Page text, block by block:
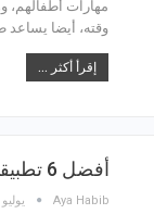
مهارات أطفالهم،
وقته، أيضا يساعد
إقرأ أكثر ...
أفضل 6 تطبيقات لتعليم رسم الحيوانات للأطفال للاندرويد!
Aya Habib يوليو 27, 2024